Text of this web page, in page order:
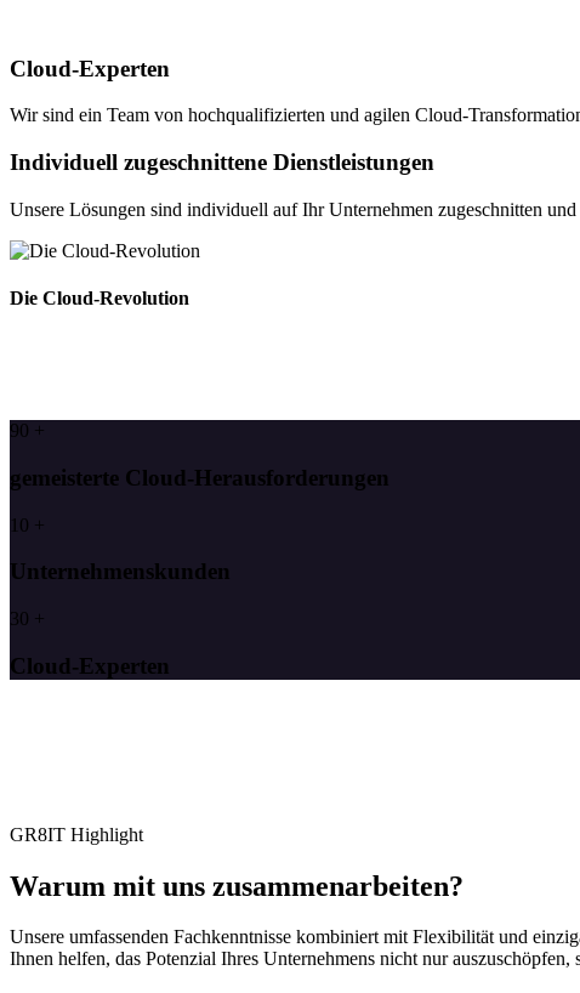
Cloud-Experten
Wir sind ein Team von hochqualifizierten und agilen Cloud-
Individuell zugeschnittene Dienstleistungen
Unsere Lösungen sind individuell auf Ihr Unternehmen zugeschnitten
Die Cloud-Revolution
90 +
gemeisterte Cloud-Herausforderungen
10 +
Unternehmenskunden
30 +
Cloud-Experten
GR8IT Highlight
Warum mit uns zusammenarbeiten?
Unsere umfassenden Fachkenntnisse kombiniert mit Flexibilität und
Ihnen helfen, das Potenzial Ihres Unternehmens nicht nur auszuschöpfen,